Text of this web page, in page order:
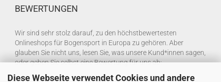
Diese Webseite verwendet Cookies und andere
BEWERTUNGEN
Wir sind sehr stolz darauf, zu den höchstbewertesten
Onlineshops für Bogensport in Europa zu gehören. Aber
glauben Sie nicht uns, lesen Sie, was unsere Kund*innen sagen,
oder geben Sie selbst eine Bewertung für uns ab: